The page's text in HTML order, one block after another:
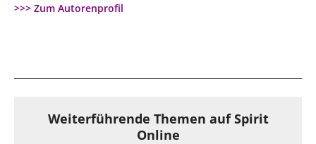
>>> Zum Autorenprofil
Weiterführende Themen auf Spirit
Online